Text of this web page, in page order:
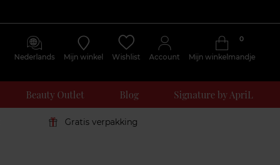
Nederlands Mijn winkel Wishlist Account Mijn winkelmandje
0
Beauty Outlet Blog Signature by ApriL
Gratis verpakking